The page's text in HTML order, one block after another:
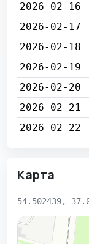
2026-02-16
2026-02-17
2026-02-18
2026-02-19
2026-02-20
2026-02-21
2026-02-22
Карта
54.502439,